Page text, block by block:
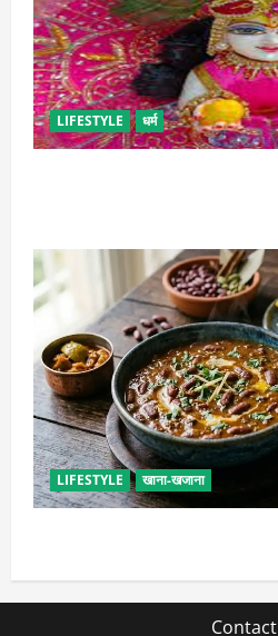
LIFESTYLE धर्म
LIFESTYLE खाना-खजाना
Contact